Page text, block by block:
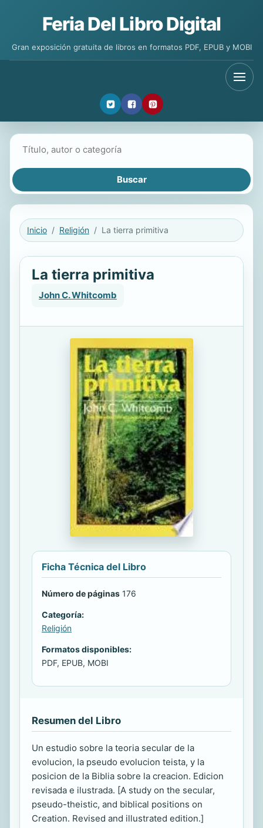
Feria Del Libro Digital
Gran exposición gratuita de libros en formatos PDF, EPUB y MOBI
Inicio Religión La tierra primitiva
La tierra primitiva
John C. Whitcomb
Ficha Técnica del Libro
Número de páginas 176
Categoría:
Religión
Formatos disponibles:
PDF, EPUB, MOBI
Resumen del Libro
Un estudio sobre la teoria secular de la
evolucion, la pseudo evolucion teista, y la
posicion de la Biblia sobre la creacion. Edicion
revisada e ilustrada. [A study on the secular,
pseudo-theistic, and biblical positions on
Creation. Revised and illustrated edition.]